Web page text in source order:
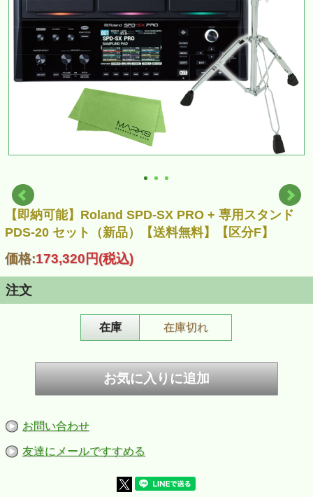
【即納可能】Roland SPD-SX PRO + 専用スタンド
PDS-20 セット（新品）【送料無料】【区分F】
価格:173,320円(税込)
注文
在庫 在庫切れ
お問い合わせ
友達にメールですすめる